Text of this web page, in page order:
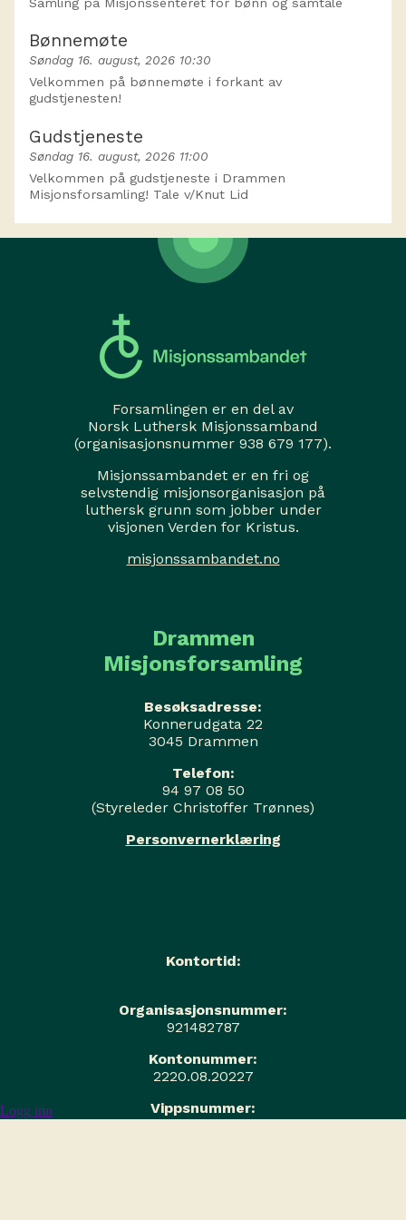
Bønnemøte
Søndag 16. august, 2026 10:30
Velkommen på bønnemøte i forkant av
gudstjenesten!
Gudstjeneste
Søndag 16. august, 2026 11:00
Velkommen på gudstjeneste i Drammen
Misjonsforsamling! Tale v/Knut Lid
Forsamlingen er en del av
Norsk Luthersk Misjonssamband
(organisasjonsnummer 938 679 177).
Misjonssambandet er en fri og
selvstendig misjonsorganisasjon på
luthersk grunn som jobber under
visjonen Verden for Kristus.
misjonssambandet.no
Drammen
Misjonsforsamling
Besøksadresse:
Konnerudgata 22
3045 Drammen
Telefon:
94 97 08 50
(Styreleder Christoffer Trønnes)
Personvernerklæring
Kontortid:
Organisasjonsnummer:
921482787
Kontonummer:
2220.08.20227
Vippsnummer:
552199
Logg inn